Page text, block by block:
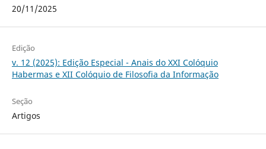
20/11/2025
Edição
v. 12 (2025): Edição Especial - Anais do XXI Colóquio
Habermas e XII Colóquio de Filosofia da Informação
Seção
Artigos